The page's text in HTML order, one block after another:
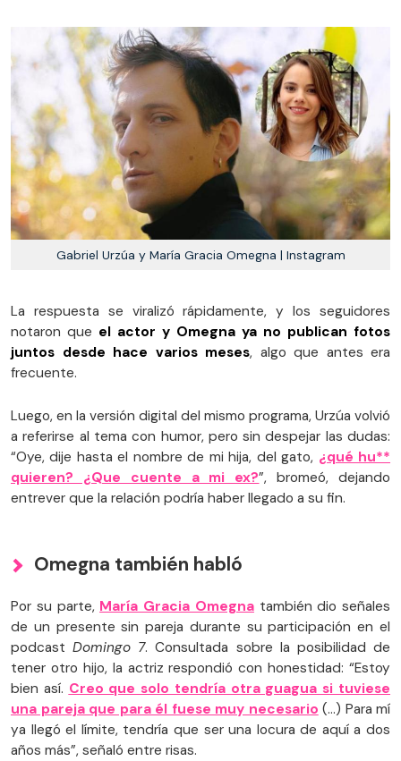
Gabriel Urzúa y María Gracia Omegna | Instagram
La respuesta se viralizó rápidamente, y los seguidores
notaron que el actor y Omegna ya no publican fotos
juntos desde hace varios meses, algo que antes era
frecuente.
Luego, en la versión digital del mismo programa, Urzúa volvió
a referirse al tema con humor, pero sin despejar las dudas:
“Oye, dije hasta el nombre de mi hija, del gato, ¿qué hu**
quieren? ¿Que cuente a mi ex?”, bromeó, dejando
entrever que la relación podría haber llegado a su fin.
Omegna también habló
Por su parte, María Gracia Omegnatambién dio señales
de un presente sin pareja durante su participación en el
podcastDomingo 7. Consultada sobre la posibilidad de
tener otro hijo, la actriz respondió con honestidad: “Estoy
bien así. Creo que solo tendría otra guagua si tuviese
una pareja que para él fuese muy necesario (…) Para mí
ya llegó el límite, tendría que ser una locura de aquí a dos
años más”, señaló entre risas.